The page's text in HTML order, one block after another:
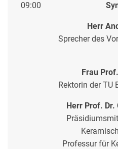
09:00
Herr
Sprecher des
Frau
Rektorin der TU
Herr Prof. Dr.
Professur für